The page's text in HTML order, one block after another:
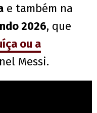
e também na
2026, que
ou a
Messi.